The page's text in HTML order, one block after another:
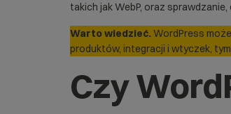
takich jakWebP, oraz
Warto wiedzieć. WordPress
produktów, integracji i wtyczek,
Czy